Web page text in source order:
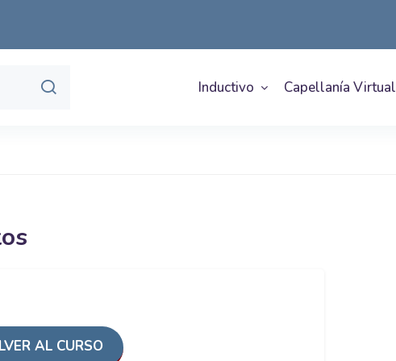
Inductivo Capellanía Virtual
AL CURSO